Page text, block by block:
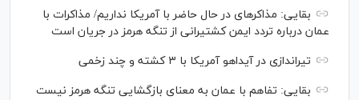
بقایی: مذاکره‎ای در حال حاضر با آمریکا نداریم/ مذاکرات با
عمان درباره تردد ایمن کشتیرانی از تنگه هرمز در جریان است
تیراندازی در آیداهو آمریکا با ۳ کشته و چند زخمی
بقایی: تفاهم با عمان به معنای بازگشایی تنگه هرمز نیست